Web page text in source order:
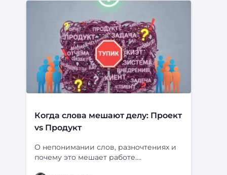
Когда слова мешают делу: Проект
vs Продукт
О непонимании слов, разночтениях и
почему это мешает работе.